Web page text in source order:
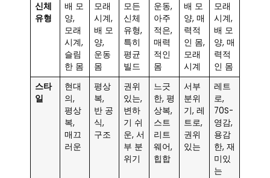
신체
유형
배 모
양,
모래
시계,
슬림
한 몸
모래
시계,
배 모
양,
운동
몸
모든
신체
유형,
특히
평균
빌드
운동,
아주
적은,
매력
적인
몸
배 모
양, 매
력적
인 몸,
모래
시계
모래
시계,
배 모
양, 매
력적
인 몸
스타
일
현대
의,
평상
복,
매끄
러운
평상
복,
반 공
식,
구조
권위
있는,
변하
기 쉬
운, 서
부 분
위기
느긋
한, 평
상복,
스트
리트
웨어,
힙합
서부
분위
기, 레
트로,
권위
있는
레트
로,
70S-
영감,
용감
한, 재
미있
는